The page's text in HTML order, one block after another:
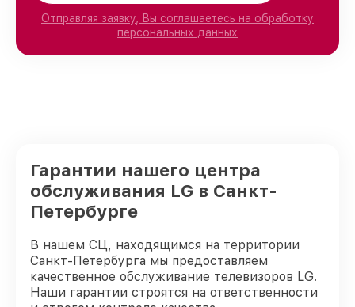
Отправляя заявку, Вы соглашаетесь на обработку
персональных данных
Гарантии нашего центра
обслуживания LG в Санкт-
Петербурге
В нашем СЦ, находящимся на территории
Санкт-Петербурга мы предоставляем
качественное обслуживание телевизоров LG.
Наши гарантии строятся на ответственности